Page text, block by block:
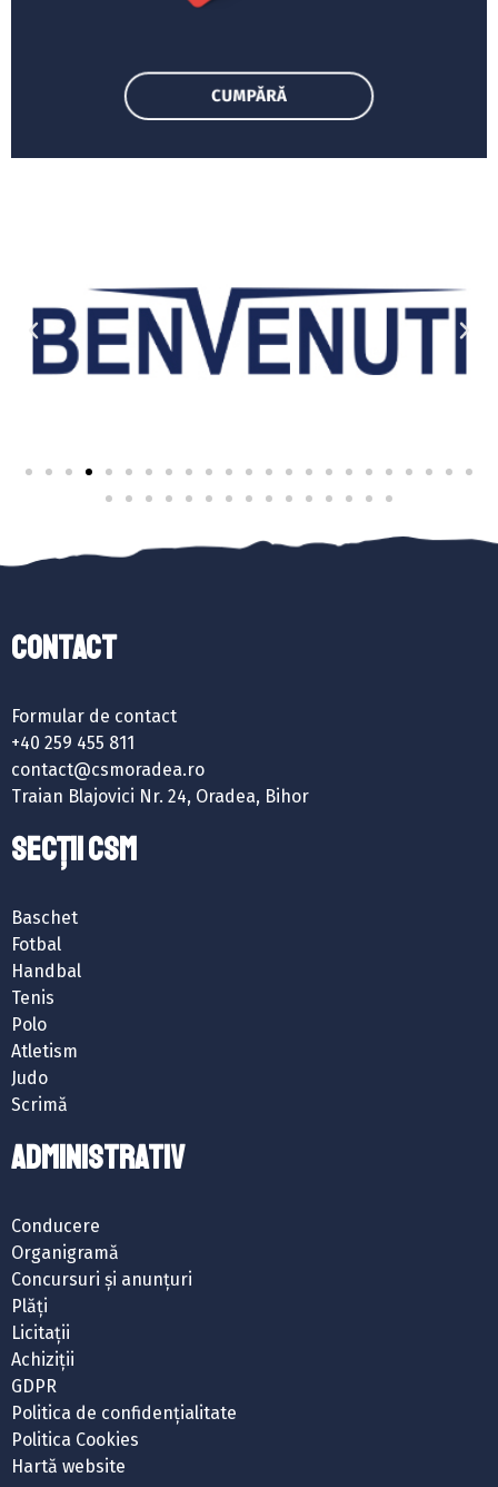
Contact
Formular de contact
+40 259 455 811
contact@csmoradea.ro
Traian Blajovici Nr. 24, Oradea, Bihor
SECȚII CSM
Baschet
Fotbal
Handbal
Tenis
Polo
Atletism
Judo
Scrimă
ADMINISTRATIV
Conducere
Organigramă
Concursuri și anunțuri
Plăți
Licitații
Achiziții
GDPR
Politica de confidențialitate
Politica Cookies
Hartă website